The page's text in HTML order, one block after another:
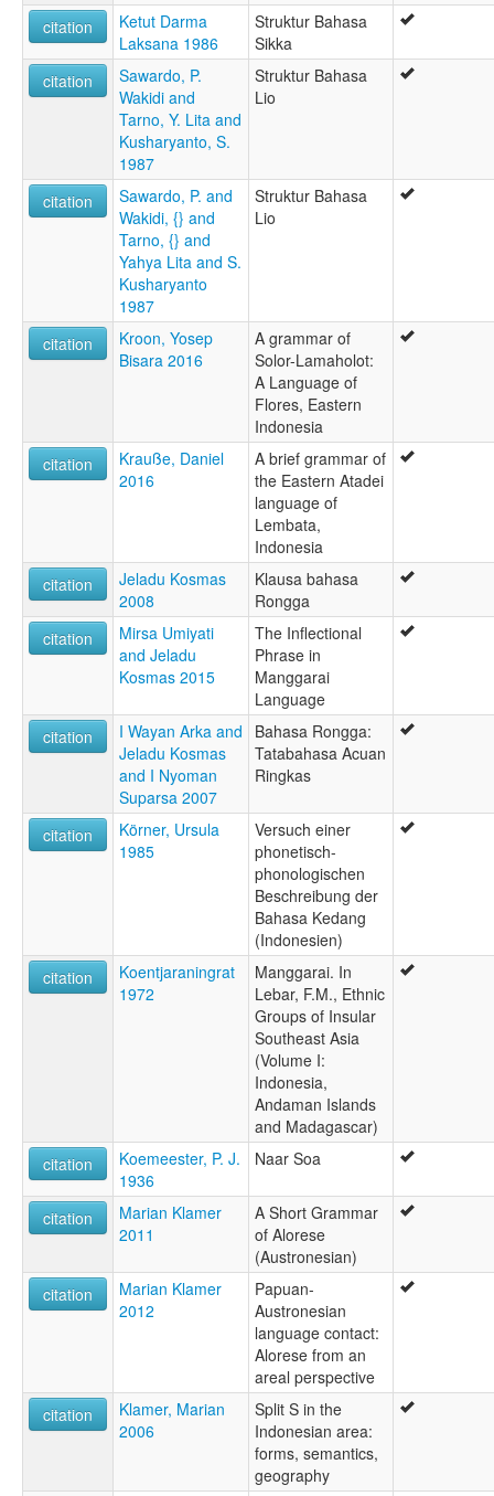
citation
Ketut Darma
Laksana 1986
Struktur Bahasa
Sikka
citation
Sawardo, P.
Wakidi and
Tarno, Y. Lita and
Kusharyanto, S.
1987
Struktur Bahasa
Lio
citation
Sawardo, P. and
Wakidi, {} and
Tarno, {} and
Yahya Lita and S.
Kusharyanto
1987
Struktur Bahasa
Lio
citation
Kroon, Yosep
Bisara 2016
A grammar of
Solor-Lamaholot:
A Language of
Flores, Eastern
Indonesia
citation
Krauße, Daniel
2016
A brief grammar of
the Eastern Atadei
language of
Lembata,
Indonesia
citation
Jeladu Kosmas
2008
Klausa bahasa
Rongga
citation
Mirsa Umiyati
and Jeladu
Kosmas 2015
The Inflectional
Phrase in
Manggarai
Language
citation
I Wayan Arka and
Jeladu Kosmas
and I Nyoman
Suparsa 2007
Bahasa Rongga:
Tatabahasa Acuan
Ringkas
citation
Körner, Ursula
1985
Versuch einer
phonetisch-
phonologischen
Beschreibung der
Bahasa Kedang
(Indonesien)
citation
Koentjaraningrat
1972
Manggarai. In
Lebar, F.M., Ethnic
Groups of Insular
Southeast Asia
(Volume I:
Indonesia,
Andaman Islands
and Madagascar)
citation
Koemeester, P. J.
1936
Naar Soa
citation
Marian Klamer
2011
A Short Grammar
of Alorese
(Austronesian)
citation
Marian Klamer
2012
Papuan-
Austronesian
language contact:
Alorese from an
areal perspective
citation
Klamer, Marian
2006
Split S in the
Indonesian area:
forms, semantics,
geography